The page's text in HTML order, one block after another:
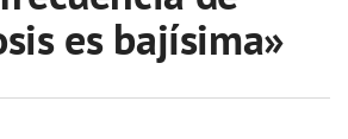
es bajísima»